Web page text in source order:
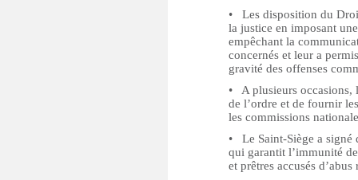
• ‪Les disposition du
la justice en imposant
empêchant la
concernés et leur a
gravité des offenses
• ‪A plusieurs occasions,
de l’ordre et de fournir
les commissions
• Le Saint-Siège a signé
qui garantit l’immunité
et prêtres accusés